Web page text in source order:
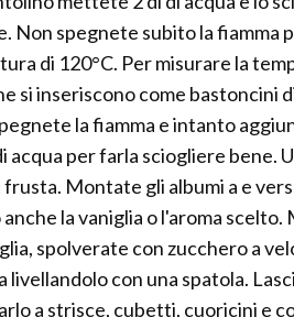
Non spegnete subito la
di 120°C. Per misurare la
si inseriscono come bastoncini
la fiamma e intanto
acqua per farla sciogliere bene.
Montate gli albumi a e
la vaniglia o l'aroma
spolverate con zucchero a
livellandolo con una spatola.
a strisce, cubetti, cuoricini e